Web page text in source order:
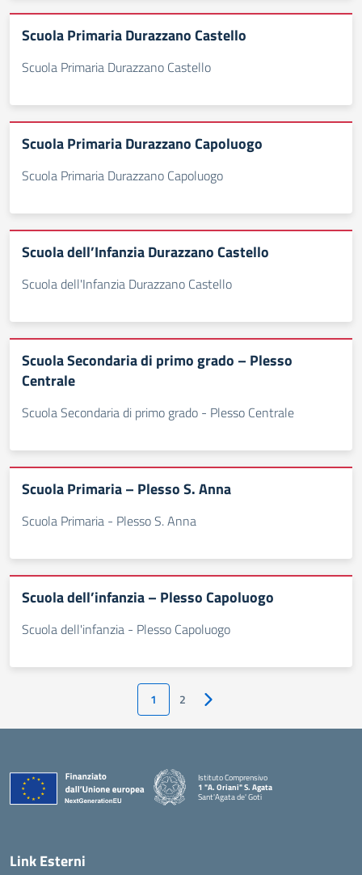
Scuola Primaria Durazzano Castello
Scuola Primaria Durazzano Castello
Scuola Primaria Durazzano Capoluogo
Scuola Primaria Durazzano Capoluogo
Scuola dell’Infanzia Durazzano Castello
Scuola dell'Infanzia Durazzano Castello
Scuola Secondaria di primo grado – Plesso
Centrale
Scuola Secondaria di primo grado - Plesso Centrale
Scuola Primaria – Plesso S. Anna
Scuola Primaria - Plesso S. Anna
Scuola dell’infanzia – Plesso Capoluogo
Scuola dell'infanzia - Plesso Capoluogo
1 2 Pagina successiva
Istituto Comprensivo
1 "A. Oriani" S. Agata
Sant'Agata de' Goti
— Visita la pagina iniziale della scuola
Link Esterni